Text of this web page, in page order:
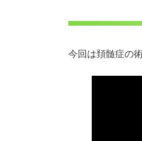
今回は頚髄症の